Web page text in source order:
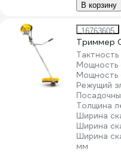
В корзину
16763605
Триммер
Тактность
Мощность
Мощность
Режущий
Толщина
Ширина
Ширина
Ширина
мм